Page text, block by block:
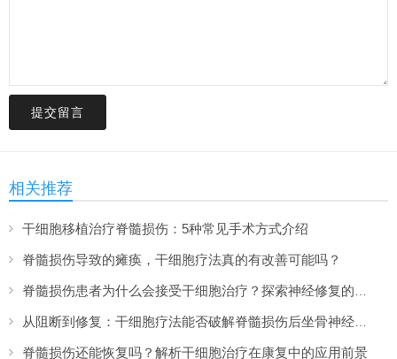
提交留言
相关推荐
干细胞移植治疗脊髓损伤：5种常见手术方式介绍
脊髓损伤导致的瘫痪，干细胞疗法真的有改善可能吗？
脊髓损伤还能恢复吗？解析干细胞治疗在康复中的应用前景